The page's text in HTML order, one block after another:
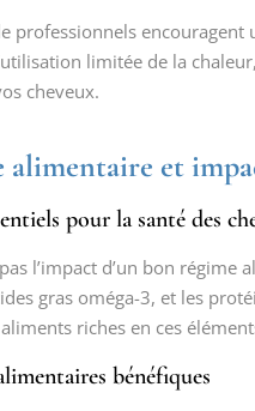
professionnels
limitée de la
cheveux.
alimentaire et
pour la santé des
l’impact d’un bon
gras oméga-3, et les
riches en ces
bénéfiques